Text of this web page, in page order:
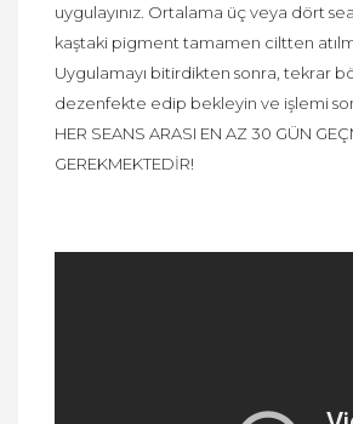
uygulayınız. Ortalama üç veya dört
kaştaki pigment tamamen ciltten
Uygulamayı bitirdikten sonra, tekrar
dezenfekte edip bekleyin ve işlemi
HER SEANS ARASI EN AZ 30 GÜN
GEREKMEKTEDİR!